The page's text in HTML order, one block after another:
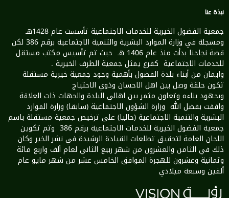
نبذة عنا
جمعية الفضول الخيرية للخدمات الاجتماعية تأسست عام 1428هـ
ومسجلة في وزارة الموارد البشرية والتنمية الاجتماعية برقم 386 لكن
قصة نجاحنا بدأت منذ عام 1406 هـ حيث تم تأسيس مكتب مستقل
للخدمات الاجتماعية كفرع يمثل جمعية الطرف الخيرية .
وايمان من أبناء بلدة الفضول بأهمية وجود جمعية خيرية مستقلة
تكون حلقة وصل بين اهل الاحسان وذوي الاحتياج
وبجهود بناءه وتعاون مثمر بين اهالي البلدة والجهات ذات العلاقة
وافقت بفضل الله وزارة الشؤون الاجتماعية (سابقا) وزارة الموارد
البشرية والتنمية الاجتماعية (حاليا) على ترخيص جمعية مستقلة باسم
جمعية الفضول الخيرية للخدمات الاجتماعية برقم 386 وتم تكوين
اللجان العامة لتحقيق تطلعات القيادة الرشيدة في نشر الخير وكان
ذلك في الثامن والعشرون من شهر ربيع الثاني لعام ألف واربع مائة
وثمانية وعشرون للهجرة الموافق الخامس عشر من شهر مايو عام
ألفين وسبعة ميلادي